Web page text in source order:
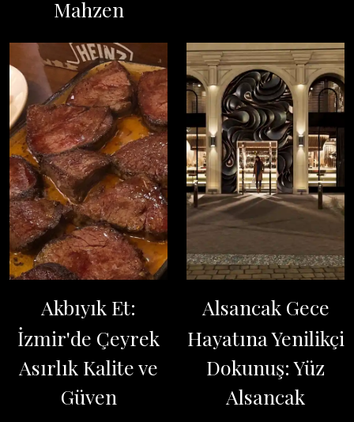
Mahzen
Akbıyık Et:
İzmir'de Çeyrek
Asırlık Kalite ve
Güven
Alsancak Gece
Hayatına Yenilikçi
Dokunuş: Yüz
Alsancak